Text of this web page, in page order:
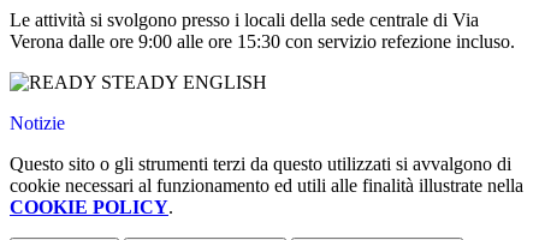
Le attività si svolgono presso i locali della sede centrale di Via
Verona dalle ore 9:00 alle ore 15:30 con servizio refezione incluso.
Notizie
Questo sito o gli strumenti terzi da questo utilizzati si avvalgono di
cookie necessari al funzionamento ed utili alle finalità illustrate nella
COOKIE POLICY.